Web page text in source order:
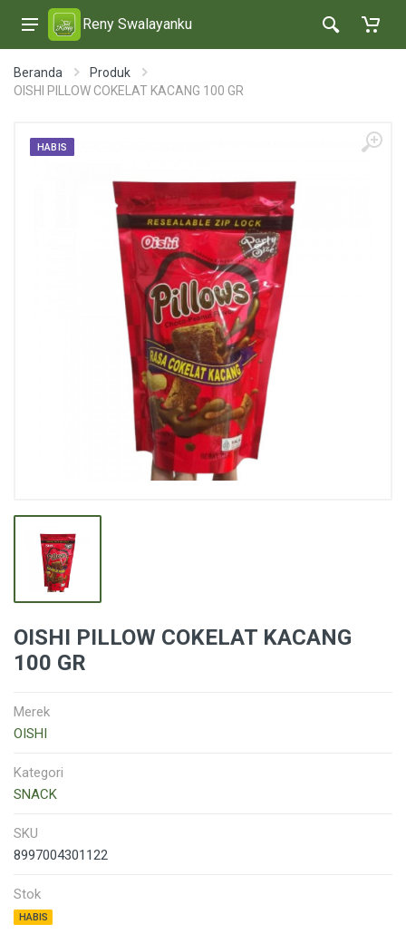
Reny Swalayanku
Beranda
Produk
OISHI PILLOW COKELAT KACANG 100 GR
HABIS
OISHI PILLOW COKELAT KACANG
100 GR
Merek
OISHI
Kategori
SNACK
SKU
8997004301122
Stok
HABIS